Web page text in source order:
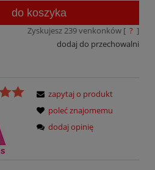
do koszyka
Zyskujesz239venkonków [ ? ]
dodaj do przechowalni
zapytaj o produkt
poleć znajomemu
dodaj opinię